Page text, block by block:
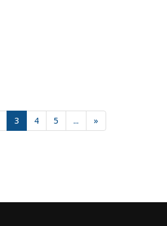
3 4 5 ... »